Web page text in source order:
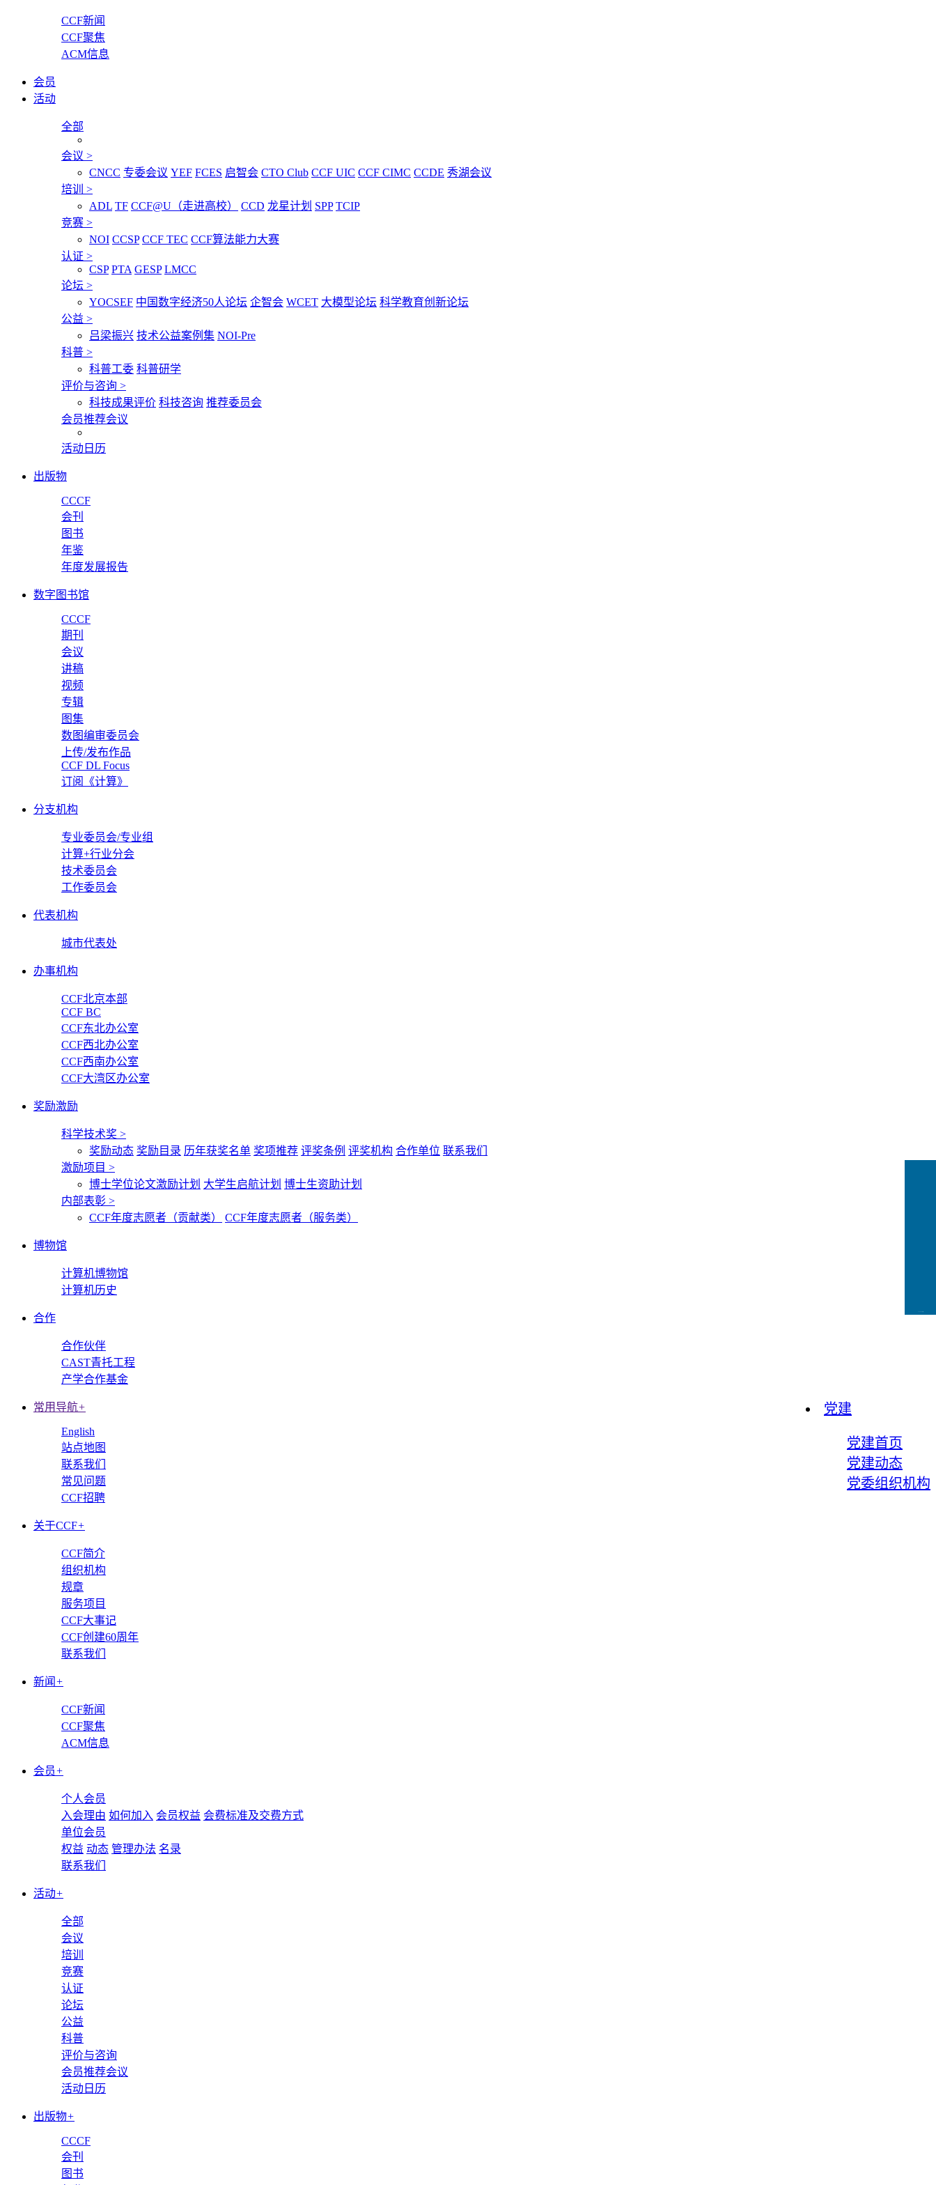
CCF新闻
CCF聚焦
ACM信息
会员
活动
全部
会议 >
CNCC 专委会议 YEF FCES 启智会 CTO Club CCF UIC CCF CIMC CCDE 秀湖会议
培训 >
ADL TF CCF@U（走进高校） CCD 龙星计划 SPP TCIP
竞赛 >
NOI CCSP CCF TEC CCF算法能力大赛
认证 >
CSP PTA GESP LMCC
论坛 >
YOCSEF 中国数字经济50人论坛 企智会 WCET 大模型论坛 科学教育创新论坛
公益 >
吕梁振兴 技术公益案例集 NOI-Pre
科普 >
科普工委 科普研学
评价与咨询 >
科技成果评价 科技咨询 推荐委员会
会员推荐会议
活动日历
出版物
CCCF
会刊
图书
年鉴
年度发展报告
数字图书馆
CCCF
期刊
会议
讲稿
视频
专辑
图集
数图编审委员会
上传/发布作品
CCF DL Focus
订阅《计算》
分支机构
专业委员会/专业组
计算+行业分会
技术委员会
工作委员会
代表机构
城市代表处
办事机构
CCF北京本部
CCF BC
CCF东北办公室
CCF西北办公室
CCF西南办公室
CCF大湾区办公室
奖励激励
科学技术奖 >
奖励动态 奖励目录 历年获奖名单 奖项推荐 评奖条例 评奖机构 合作单位 联系我们
激励项目 >
博士学位论文激励计划 大学生启航计划 博士生资助计划
内部表彰 >
CCF年度志愿者（贡献类）
CCF年度志愿者（服务类）
博物馆
计算机博物馆
计算机历史
合作
合作伙伴
CAST青托工程
产学合作基金
党建
党建首页
党建动态
党委组织机构
常用导航+
English
站点地图
联系我们
常见问题
CCF招聘
关于CCF+
CCF简介
组织机构
规章
服务项目
CCF大事记
CCF创建60周年
联系我们
新闻 +
CCF新闻
CCF聚焦
ACM信息
会员+
个人会员
入会理由 如何加入 会员权益 会费标准及交费方式
单位会员
权益 动态 管理办法 名录
联系我们
活动+
全部
会议
培训
竞赛
认证
论坛
公益
科普
评价与咨询
会员推荐会议
活动日历
出版物+
CCCF
会刊
图书